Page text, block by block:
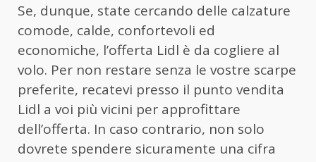
Se, dunque, state cercando delle calzature
comode, calde, confortevoli ed
economiche, l’offerta Lidl è da cogliere al
volo. Per non restare senza le vostre scarpe
preferite, recatevi presso il punto vendita
Lidl a voi più vicini per approfittare
dell’offerta. In caso contrario, non solo
dovrete spendere sicuramente una cifra